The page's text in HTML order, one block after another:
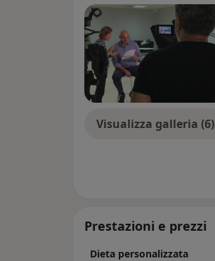
Visualizza galleria (6)
Prestazioni e prezzi
Dieta personalizzata